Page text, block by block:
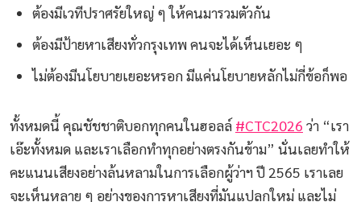
ต้องมีเวทีปราศรัยใหญ่ ๆ ให้คนมารวมตัวกัน
ต้องมีป้ายหาเสียงทั่วกรุงเทพ คนจะได้เห็นเยอะ ๆ
ไม่ต้องมีนโยบายเยอะหรอก มีแค่นโยบายหลักไม่กี่ข้อก็พอ
ทั้งหมดนี้ คุณชัชชาติบอกทุกคนในฮอลล์ #CTC2026 ว่า “เรา
เอ๊ะทั้งหมด และเราเลือกทำทุกอย่างตรงกันข้าม” นั่นเลยทำให้
คะแนนเสียงอย่างล้นหลามในการเลือกผู้ว่าฯ ปี 2565 เราเลย
จะเห็นหลาย ๆ อย่างของการหาเสียงที่มันแปลกใหม่ และไม่